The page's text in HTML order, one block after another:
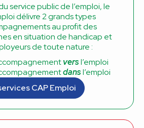
service public de l’emploi, le
délivre 2 grands types
au profit des
en situation de handicap et
de toute nature :
versl’emploi
dansl’emploi
CAP Emploi